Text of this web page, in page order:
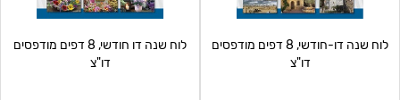
לוח שנה דו-חודשי, 8 דפים מודפסים
דו"צ
לוח שנה דו חודשי, 8 דפים מודפסים
דו"צ